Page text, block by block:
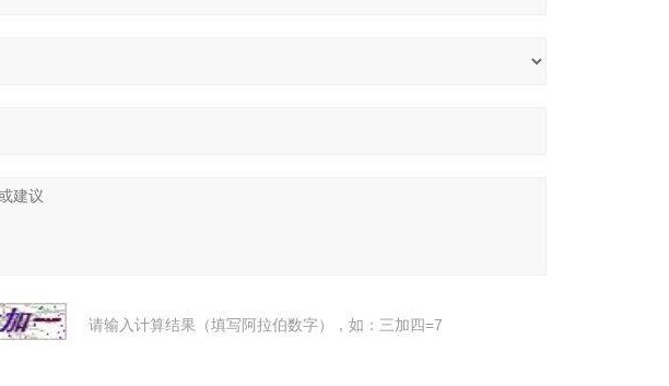
请输入计算结果（填写阿拉伯数字），如：三加四=7